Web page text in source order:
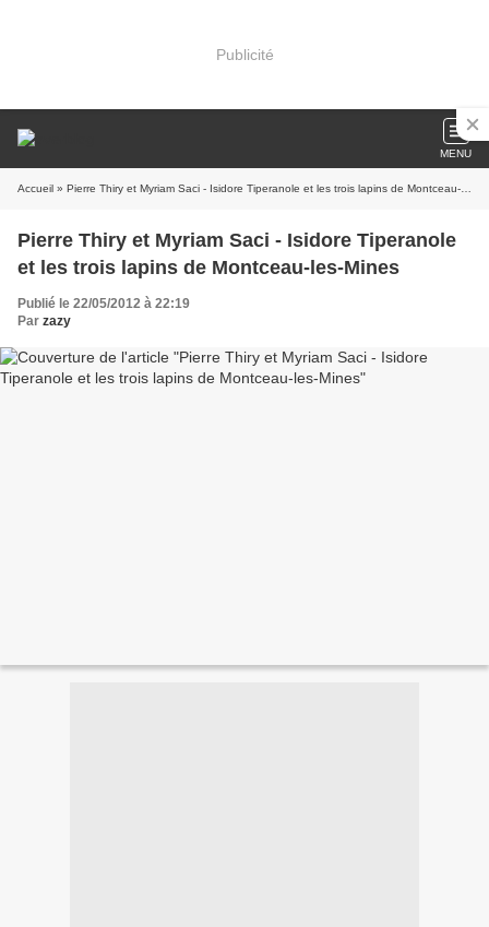
Publicité
MENU
Accueil » Pierre Thiry et Myriam Saci - Isidore Tiperanole et les trois lapins de Montceau-les-Mines
Pierre Thiry et Myriam Saci - Isidore Tiperanole
et les trois lapins de Montceau-les-Mines
Publié le 22/05/2012 à 22:19
Par zazy